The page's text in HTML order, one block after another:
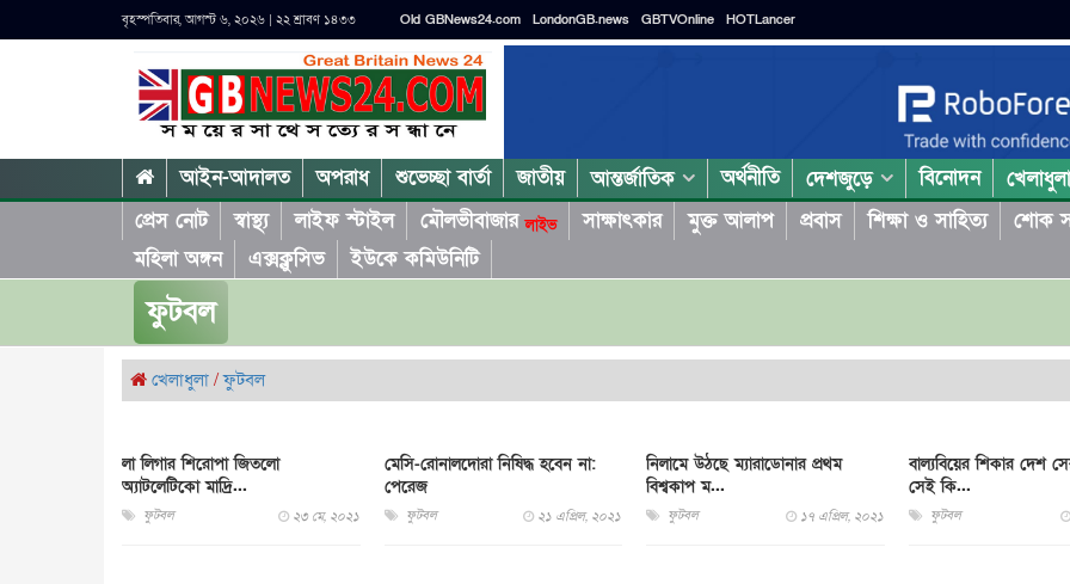
বৃহস্পতিবার, আগস্ট ৬, ২০২৬ | ২২ শ্রাবণ ১৪৩৩ Old GBNews24.com LondonGB.news GBTVOnline HOTLancer
আইন-আদালত অপরাধ শুভেচ্ছা বার্তা জাতীয় আন্তর্জাতিক অর্থনীতি দেশজুড়ে বিনোদন
প্রেস নোট
স্বাস্থ্য লাইফ স্টাইল মৌলভীবাজারলাইভ সাক্ষাৎকার মুক্ত আলাপ প্রবাস শিক্ষা ও সাহিত্য শোক
মহিলা অঙ্গন
এক্সক্লুসিভ ইউকে কমিউনিটি
ফুটবল
খেলাধুলা /ফুটবল
লা লিগার শিরোপা জিতলো
অ্যাটলেটিকো মাদ্রি...
ফুটবল ২৩ মে, ২০২১
মেসি-রোনালদোরা নিষিদ্ধ হবেন না:
পেরেজ
ফুটবল ২১ এপ্রিল, ২০২১
নিলামে উঠছে ম্যারাডোনার প্রথম
বিশ্বকাপ ম...
ফুটবল ১৭ এপ্রিল, ২০২১
বাল্যবিয়ের শিকার দেশ
সেই কি...
ফুটবল